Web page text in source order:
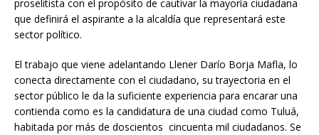
proselitista con el propósito de cautivar la mayoría ciudadana
que definirá el aspirante a la alcaldía que representará este
sector político.
El trabajo que viene adelantando Llener Darío Borja Mafla, lo
conecta directamente con el ciudadano, su trayectoria en el
sector público le da la suficiente experiencia para encarar una
contienda como es la candidatura de una ciudad como Tuluá,
habitada por más de doscientos cincuenta mil ciudadanos. Se